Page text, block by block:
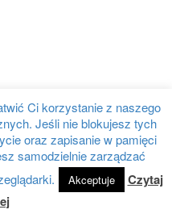
Ci korzystanie z naszego
Jeśli nie blokujesz tych
oraz zapisanie w pamięci
samodzielnie zarządzać
Akceptuje
Czytaj